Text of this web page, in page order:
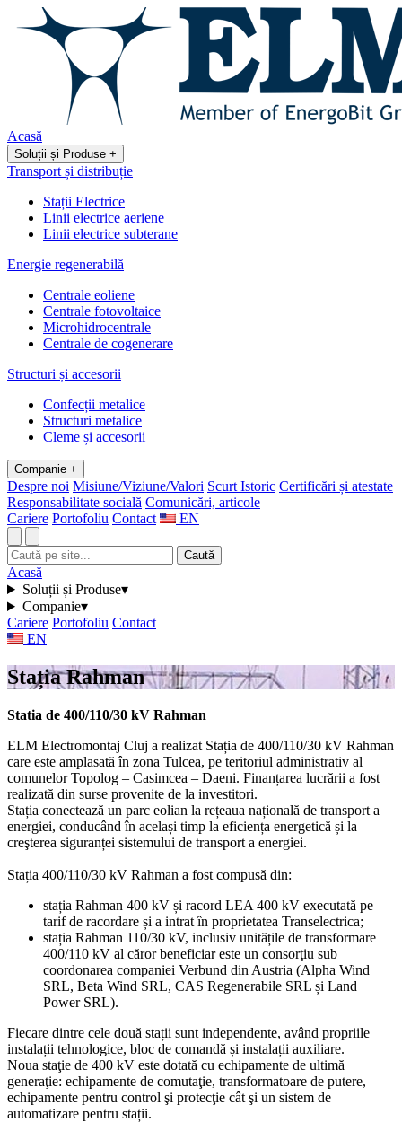
Acasă
Soluții și Produse +
Transport și distribuție
Stații Electrice
Linii electrice aeriene
Linii electrice subterane
Energie regenerabilă
Centrale eoliene
Centrale fotovoltaice
Microhidrocentrale
Centrale de cogenerare
Structuri și accesorii
Confecții metalice
Structuri metalice
Cleme și accesorii
Companie +
Despre noi Misiune/Viziune/Valori Scurt Istoric Certificări și atestate
Responsabilitate socială Comunicări, articole
Cariere Portofoliu Contact EN
Caută
Acasă
Soluții și Produse▾
Companie▾
Cariere Portofoliu Contact
EN
Stația Rahman
Statia de 400/110/30 kV Rahman
ELM Electromontaj Cluj a realizat Stația de 400/110/30 kV Rahman
care este amplasată în zona Tulcea, pe teritoriul administrativ al
comunelor Topolog – Casimcea – Daeni. Finanțarea lucrării a fost
realizată din surse provenite de la investitori.
Stația conectează un parc eolian la rețeaua națională de transport a
energiei, conducând în același timp la eficiența energetică și la
creşterea siguranței sistemului de transport a energiei.
Stația 400/110/30 kV Rahman a fost compusă din:
stația Rahman 400 kV și racord LEA 400 kV executată pe
tarif de racordare și a intrat în proprietatea Transelectrica;
stația Rahman 110/30 kV, inclusiv unitățile de transformare
400/110 kV al căror beneficiar este un consorţiu sub
coordonarea companiei Verbund din Austria (Alpha Wind
SRL, Beta Wind SRL, CAS Regenerabile SRL și Land
Power SRL).
Fiecare dintre cele două stații sunt independente, având propriile
instalații tehnologice, bloc de comandă și instalații auxiliare.
Noua staţie de 400 kV este dotată cu echipamente de ultimă
generaţie: echipamente de comutaţie, transformatoare de putere,
echipamente pentru control şi protecţie cât şi un sistem de
automatizare pentru stații.